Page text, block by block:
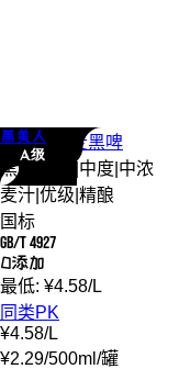
黑美人
A级
黑美人 全麦黑啤
黑啤
中度 中浓
麦汁 优级 精酿
国标
GB/T 4927
0添加
最低: ¥4.58/L
同类PK
¥4.58/L
¥2.29/500ml /罐